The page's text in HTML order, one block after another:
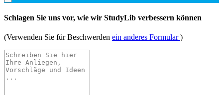
Schlagen Sie uns vor, wie wir StudyLib verbessern können
(Verwenden Sie für Beschwerden ein anderes Formular)